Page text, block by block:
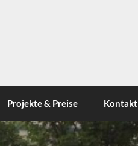
Projekte & Preise Kontakt